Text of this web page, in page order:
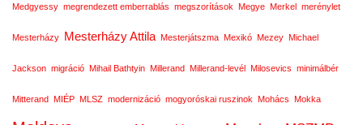
Medgyessy megrendezett emberrablás megszorítások Megye Merkel merénylet
Mesterházy Mesterházy Attila Mesterjátszma Mexikó Mezey Michael
Jackson migráció Mihail Bathtyin Millerand Millerand-levél Milosevics minimálbér
Mitterand MIÉP MLSZ modernizáció mogyoróskai ruszinok Mohács Mokka